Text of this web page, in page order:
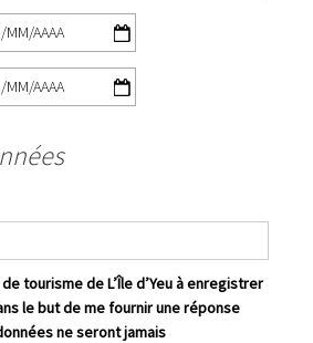
tourisme de L’Île d’Yeu à enregistrer
le but de me fournir une réponse
ne seront jamais